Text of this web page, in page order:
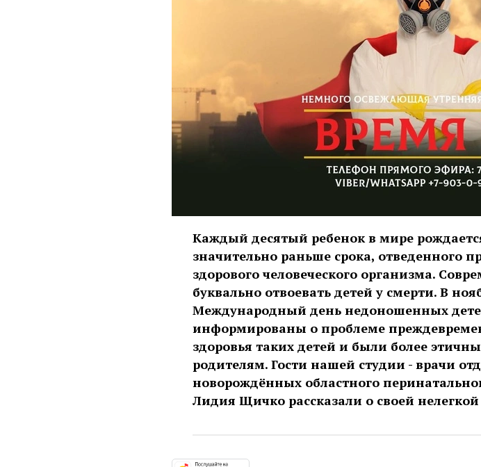
Каждый десятый ребенок в мире
значительно раньше срока, отведенного
здорового человеческого организма.
буквально отвоевать детей у смерти. В
Международный день недоношенных
информированы о проблеме
здоровья таких детей и были более
родителям. Гости нашей студии - врачи
новорождённых областного
Лидия Щичко рассказали о своей нелегкой